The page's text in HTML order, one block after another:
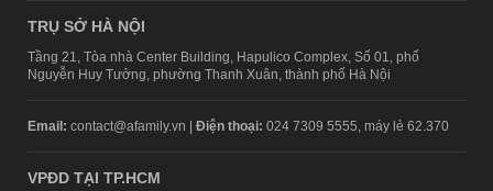
TRỤ SỞ HÀ NỘI
Tầng 21, Tòa nhà Center Building, Hapulico Complex, Số 01, phố
Nguyễn Huy Tưởng, phường Thanh Xuân, thành phố Hà Nội
Email: contact@afamily.vn | Điện thoại: 024 7309 5555, máy lẻ 62.370
VPĐD TẠI TP.HCM